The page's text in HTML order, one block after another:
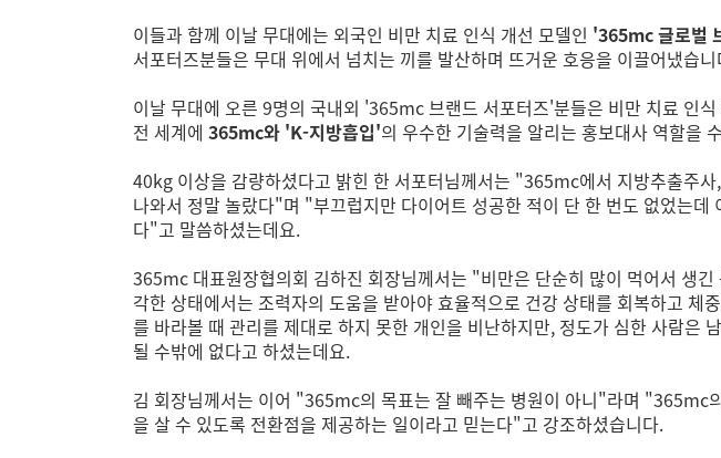
이들과 함께 이날 무대에는 외국인 비만 치료 인식 개선 모델인 '365mc 글로벌
서포터즈분들은 무대 위에서 넘치는 끼를 발산하며 뜨거운 호응을 이끌어냈습
이날 무대에 오른 9명의 국내외 '365mc 브랜드 서포터즈'분들은 비만 치료 인
전 세계에 365mc와 'K-지방흡입'의 우수한 기술력을 알리는 홍보대사 역할을
40kg 이상을 감량하셨다고 밝힌 한 서포터님께서는 "365mc에서 지방추출주
나와서 정말 놀랐다"며 "부끄럽지만 다이어트 성공한 적이 단 한 번도 없었는
다"고 말씀하셨는데요.
365mc 대표원장협의회 김하진 회장님께서는 "비만은 단순히 많이 먹어서 생
각한 상태에서는 조력자의 도움을 받아야 효율적으로 건강 상태를 회복하고
를 바라볼 때 관리를 제대로 하지 못한 개인을 비난하지만, 정도가 심한 사람은
될 수밖에 없다고 하셨는데요.
김 회장님께서는 이어 "365mc의 목표는 잘 빼주는 병원이 아니"라며 "365mc
을 살 수 있도록 전환점을 제공하는 일이라고 믿는다"고 강조하셨습니다.